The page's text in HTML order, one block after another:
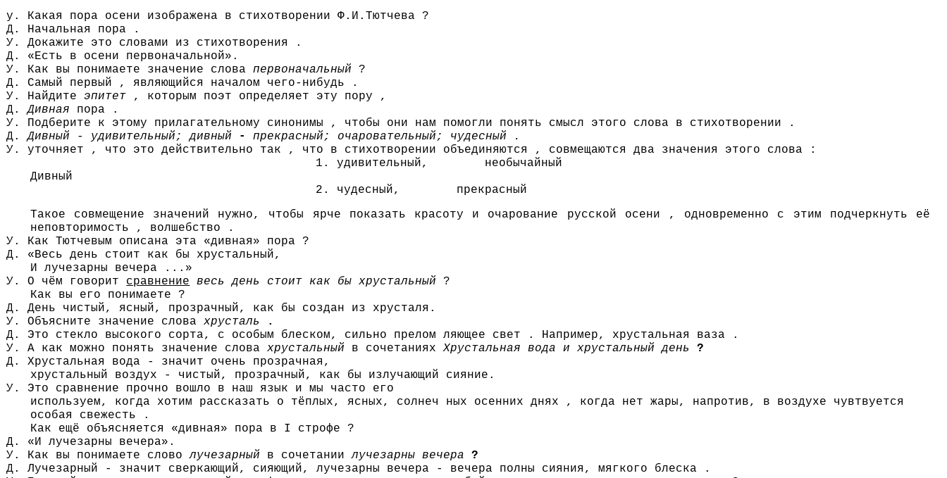
у. Какая пора осени изображена в стихотворении Ф.И.Тютчева ?
Д. Начальная пора .
У. Докажите это словами из стихотворения .
Д. «Есть в осени первоначальной».
У. Как вы понимаете значение словапервоначальный
?
Д. Самый первый , являющийся началом чего-нибудь .
У. Найдитеэпитет
, которым поэт определяет эту пору ,
Д.Дивная
пора .
У. Подберите к этому прилагательному синонимы , чтобы они нам помогли понять смысл этого слова в стихотворении .
Д.Дивный - удивительный; дивный -прекрасный; очаровательный; чудесный .
У. уточняет , что это действительно так , что в стихотворении объединяются , совмещаются два значения этого слова :
удивительный, необычайный
Дивный
чудесный, прекрасный
Такое совмещение значений нужно, чтобы ярче показать красоту и очарование русской осени , одновременно с этим подчеркнуть её
неповторимость , волшебство .
У. Как Тютчевым описана эта «дивная» пора ?
Д. «Весь день стоит как бы хрустальный,
И лучезарны вечера ...»
У. О чём говорит сравнение весь день стоит как бы хрустальный
?
Как вы его понимаете ?
Д. День чистый, ясный, прозрачный, как бы создан из хрусталя.
У. Объясните значение словахрусталь
.
Д. Это стекло высокого сорта, с особым блеском, сильно прелом ляющее свет . Например, хрустальная ваза .
У. А как можно понять значение словахрустальный в сочетанияхХрустальная вода и хрустальный день
?
Д. Хрустальная вода - значит очень прозрачная,
хрустальный воздух - чистый, прозрачный, как бы излучающий сияние.
У. Это сравнение прочно вошло в наш язык и мы часто его
используем, когда хотим рассказать о тёплых, ясных, солнеч ных осенних днях , когда нет жары, напротив, в воздухе чувтвуется
особая свежесть .
Как ещё объясняется «дивная» пора в I строфе ?
Д. «И лучезарны вечера».
У. Как вы понимаете словолучезарный в сочетаниилучезарны вечера ?
Д. Лучезарный - значит сверкающий, сияющий, лучезарны вечера - вечера полны сияния, мягкого блеска .